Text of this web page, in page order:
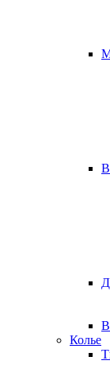
Колье